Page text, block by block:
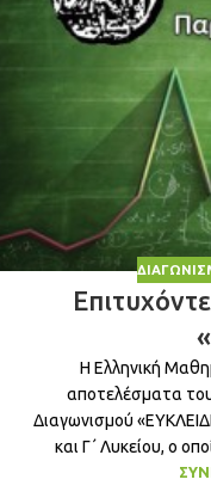
Η Ελληνική
αποτελέσματα
Διαγωνισμού
και Γ΄ Λυκείου, ο